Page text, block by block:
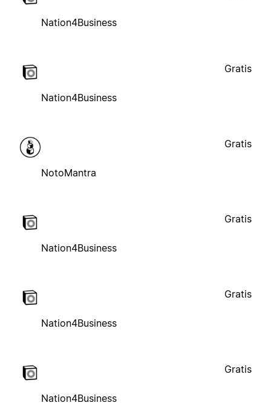
Nation4Business
Nation4Business
Gratis
NotoMantra
Gratis
Nation4Business
Gratis
Nation4Business
Gratis
Nation4Business
Gratis